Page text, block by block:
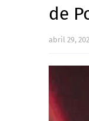
de
abril 29,